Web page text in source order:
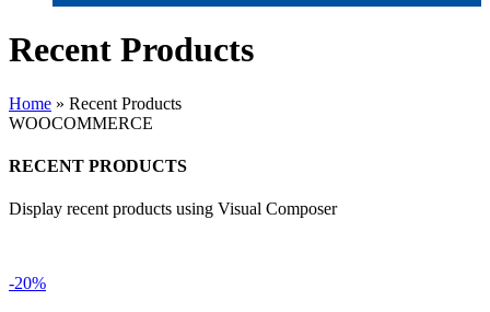
Recent Products
Home » Recent Products
WOOCOMMERCE
RECENT PRODUCTS
Display recent products using Visual Composer
-20%